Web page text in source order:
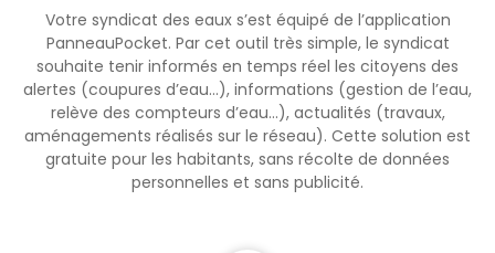
Votre syndicat des eaux s’est équipé de l’application
PanneauPocket. Par cet outil très simple, le syndicat
souhaite tenir informés en temps réel les citoyens des
alertes (coupures d’eau...), informations (gestion de l’eau,
relève des compteurs d’eau...), actualités (travaux,
aménagements réalisés sur le réseau). Cette solution est
gratuite pour les habitants, sans récolte de données
personnelles et sans publicité.